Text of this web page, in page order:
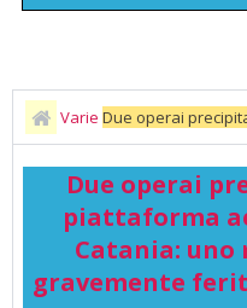
Varie Due operai
Palermo Catania: uno morì,
processo per tre
Due operai
piattaforma
Catania:
gravemente